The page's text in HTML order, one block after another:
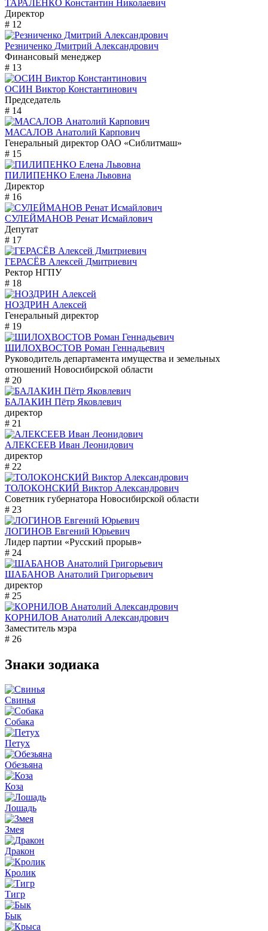
ТАРАЛЕНКО Константин Николаевич
Директор
# 12
Резниченко Дмитрий Александрович
Финансовый менеджер
# 13
ОСИН Виктор Константинович
Председатель
# 14
МАСАЛОВ Анатолий Карпович
Генеральный директор ОАО «Сиблитмаш»
# 15
ПИЛИПЕНКО Елена Львовна
Директор
# 16
СУЛЕЙМАНОВ Ренат Исмайлович
Депутат
# 17
ГЕРАСЁВ Алексей Дмитриевич
Ректор НГПУ
# 18
НОЗДРИН Алексей
Генеральный директор
# 19
ШИЛОХВОСТОВ Роман Геннадьевич
Руководитель департамента имущества и земельных
отношений Новосибирской области
# 20
БАЛАКИН Пётр Яковлевич
директор
# 21
АЛЕКСЕЕВ Иван Леонидович
директор
# 22
ТОЛОКОНСКИЙ Виктор Александрович
Советник губернатора Новосибирской области
# 23
ЛОГИНОВ Евгений Юрьевич
Лидер партии «Русский прорыв»
# 24
ШАБАНОВ Анатолий Григорьевич
директор
# 25
КОРНИЛОВ Анатолий Александрович
Заместитель мэра
# 26
Знаки зодиака
Свинья
Собака
Петух
Обезьяна
Коза
Лошадь
Змея
Дракон
Кролик
Тигр
Бык